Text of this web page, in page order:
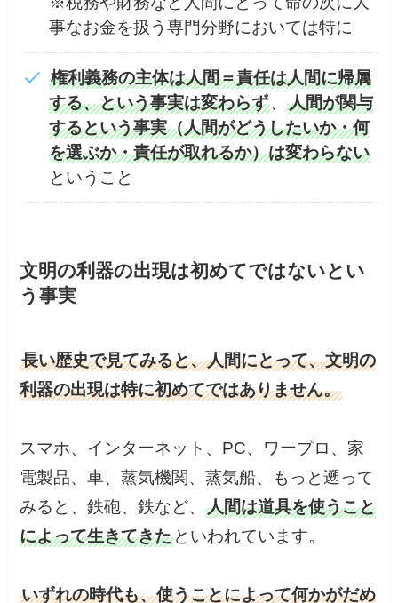
事なお金を扱う専門分野においては特に
権利義務の主体は人間＝責任は人間に帰属
する、という事実は変わらず、人間が関与
するという事実（人間がどうしたいか・何
を選ぶか・責任が取れるか）は変わらない
ということ
文明の利器の出現は初めてではないとい
う事実
長い歴史で見てみると、人間にとって、文明の
利器の出現は特に初めてではありません。
スマホ、インターネット、PC、ワープロ、家
電製品、車、蒸気機関、蒸気船、もっと遡って
みると、鉄砲、鉄など、人間は道具を使うこと
によって生きてきた といわれています。
いずれの時代も、使うことによって何かがだめ